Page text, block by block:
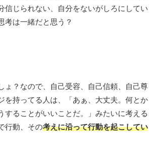
信じられない、自分をないがしろにしてい
考は一緒だと思う？
ょ？なので、自己受容、自己信頼、自己尊
を持ってる人は、「あぁ、大丈夫。何とか
することがいいことだ。」みたいに考える
行動、その考えに沿って行動を起こしてい